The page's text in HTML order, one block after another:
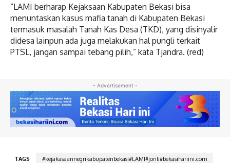
“LAMI berharap Kejaksaan Kabupaten Bekasi bisa
menuntaskan kasus mafia tanah di Kabupaten Bekasi
termasuk masalah Tanah Kas Desa (TKD), yang disinyalir
didesa lainpun ada juga melakukan hal pungli terkait
PTSL, jangan sampai tebang pilih,” kata Tjandra. (red)
- Advertisement -
TAGS #kejakasaannegrikabupatenbekasi#LAMI#jonli#bekasihariini.com